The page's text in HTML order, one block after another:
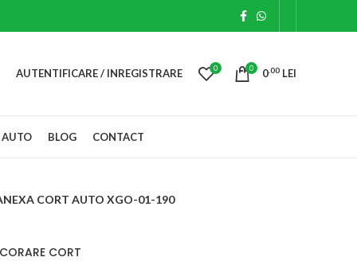
AUTENTIFICARE / INREGISTRARE 0 0 0.00 LEI
AUTO BLOG CONTACT
CORT AUTO XGO-01-190
CORT